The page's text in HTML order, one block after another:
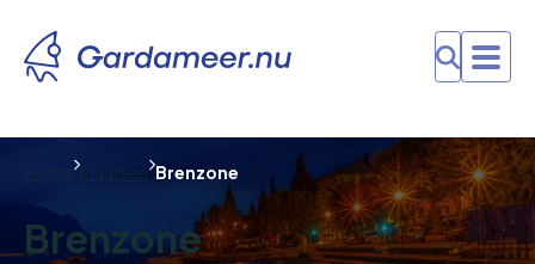
Brenzone
Brenzone